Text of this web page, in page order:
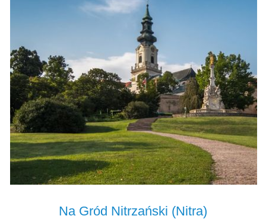
Na Gród Nitrzański (Nitra)